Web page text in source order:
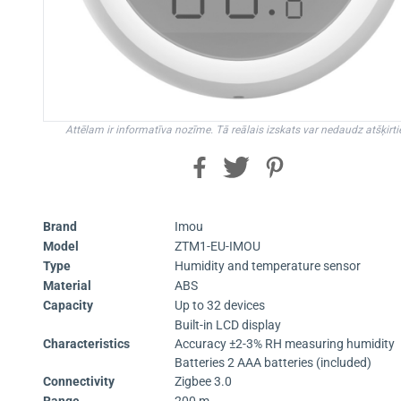
Attēlam ir informatīva nozīme. Tā reālais izskats var nedaudz
Brand
Imou
Model
ZTM1-EU-IMOU
Type
Humidity and temperature sensor
Material
ABS
Capacity
Up to 32 devices
Characteristics
Built-in LCD display
Accuracy ±2-3% RH measuring humidity
Batteries 2 AAA batteries (included)
Connectivity
Zigbee 3.0